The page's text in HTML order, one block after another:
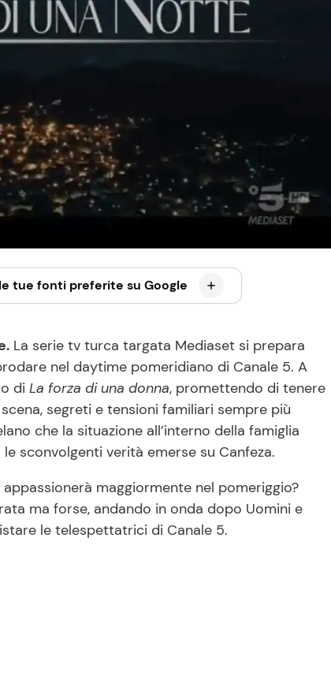
tue fonti preferite su Google
La serie tv turca targata Mediaset si prepara
nel daytime pomeridiano di Canale 5. A
di La forza di una donna, promettendo di tenere
segreti e tensioni familiari sempre più
che la situazione all’interno della famiglia
sconvolgenti verità emerse su Canfeza.
maggiormente nel pomeriggio?
ma forse, andando in onda dopo Uomini e
le telespettatrici di Canale 5.